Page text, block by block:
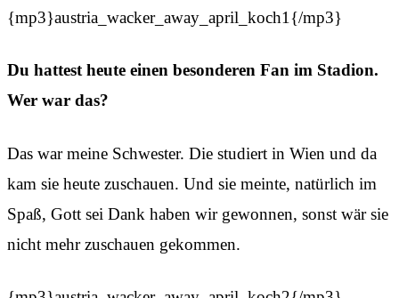
{mp3}austria_wacker_away_april_koch1{/mp3}
Du hattest heute einen besonderen Fan im Stadion.
Wer war das?
Das war meine Schwester. Die studiert in Wien und da
kam sie heute zuschauen. Und sie meinte, natürlich im
Spaß, Gott sei Dank haben wir gewonnen, sonst wär sie
nicht mehr zuschauen gekommen.